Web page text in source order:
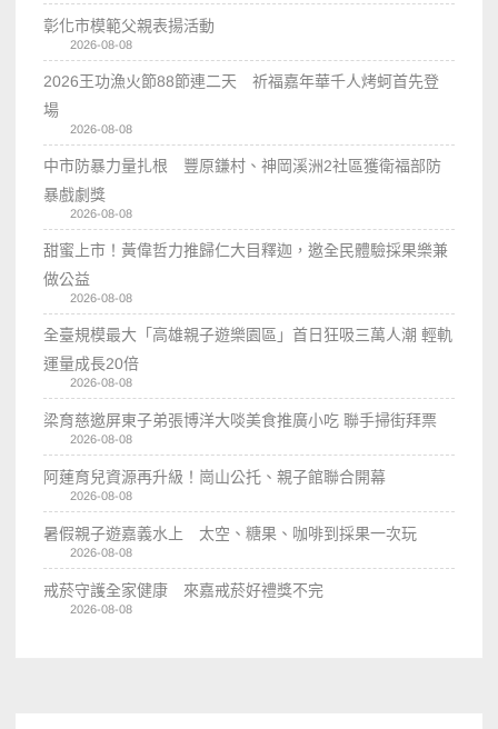
彰化市模範父親表揚活動
2026-08-08
2026王功漁火節88節連二天 祈福嘉年華千人烤蚵首先登
場
2026-08-08
中市防暴力量扎根 豐原鎌村、神岡溪洲2社區獲衛福部防
暴戲劇獎
2026-08-08
甜蜜上市！黃偉哲力推歸仁大目釋迦，邀全民體驗採果樂兼
做公益
2026-08-08
全臺規模最大「高雄親子遊樂園區」首日狂吸三萬人潮 輕軌
運量成長20倍
2026-08-08
梁育慈邀屏東子弟張博洋大啖美食推廣小吃 聯手掃街拜票
2026-08-08
阿蓮育兒資源再升級！崗山公托、親子館聯合開幕
2026-08-08
暑假親子遊嘉義水上 太空、糖果、咖啡到採果一次玩
2026-08-08
戒菸守護全家健康 來嘉戒菸好禮獎不完
2026-08-08